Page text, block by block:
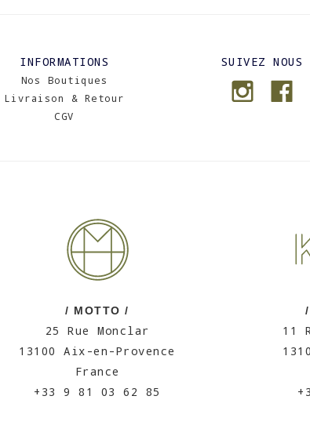
INFORMATIONS
Nos Boutiques
Livraison & Retour
CGV
SUIVEZ NOUS
/ MOTTO /
25 Rue Monclar
13100 Aix-en-Provence
France
+33 9 81 03 62 85
11